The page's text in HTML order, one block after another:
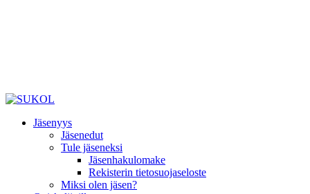
Jäsenyys
Jäsenedut
Tule jäseneksi
Jäsenhakulomake
Rekisterin tietosuojaseloste
Miksi olen jäsen?